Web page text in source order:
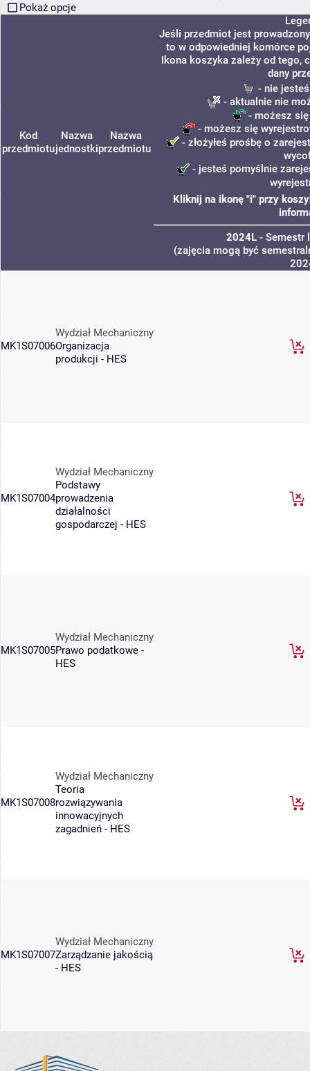
Pokaż opcje
Kod
przedmiotu
Nazwa
jednostki
Nazwa
przedmiotu
Jeśli przedmiot jest
to w odpowiedniej komórce
Ikona koszyka zależy od tego,
dany
- nie
- aktualnie nie
- możesz
- możesz się
- złożyłeś prośbę o
- jesteś pomyślnie
Kliknij na ikonę "i" przy
2024L- Semestr
(zajęcia mogą być
MK1S07006
Wydział Mechaniczny
Organizacja
produkcji - HES
MK1S07004
Wydział Mechaniczny
Podstawy
prowadzenia
działalności
gospodarczej - HES
MK1S07005
Wydział Mechaniczny
Prawo podatkowe -
HES
MK1S07008
Wydział Mechaniczny
Teoria
rozwiązywania
innowacyjnych
zagadnień - HES
MK1S07007
Wydział Mechaniczny
Zarządzanie jakością
- HES